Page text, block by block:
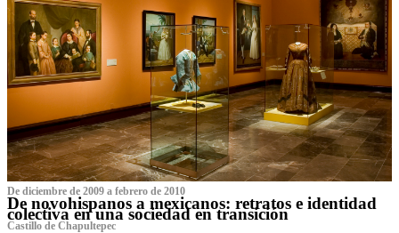
De diciembre de 2009 a febrero de 2010
De novohispanos a mexicanos: retratos e identidad
colectiva en una sociedad en transición
Castillo de Chapultepec